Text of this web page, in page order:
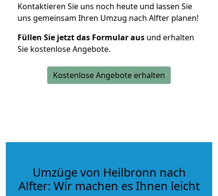
Kontaktieren Sie uns noch heute und lassen Sie
uns gemeinsam Ihren Umzug nach Alfter planen!
Füllen Sie jetzt das Formular aus und erhalten
Sie kostenlose Angebote.
Kostenlose Angebote erhalten
Umzüge von Heilbronn nach
Alfter: Wir machen es Ihnen leicht